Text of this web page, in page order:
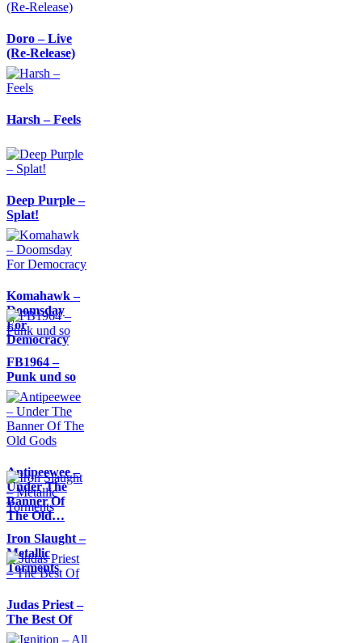
Doro – Live
(Re-Release)
Harsh – Feels
Deep Purple –
Splat!
Komahawk –
Doomsday
For
Democracy
FB1964 –
Punk und so
Antipeewee –
Under The
Banner Of
The Old…
Iron Slaught –
Metallic
Torments
Judas Priest –
The Best Of